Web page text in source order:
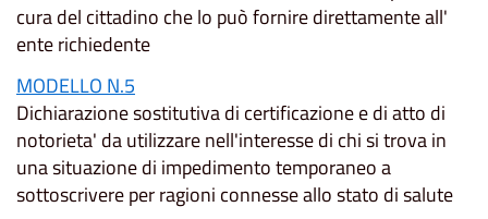
cura del cittadino che lo può fornire direttamente all'
ente richiedente
MODELLO N.5
Dichiarazione sostitutiva di certificazione e di atto di
notorieta' da utilizzare nell'interesse di chi si trova in
una situazione di impedimento temporaneo a
sottoscrivere per ragioni connesse allo stato di salute